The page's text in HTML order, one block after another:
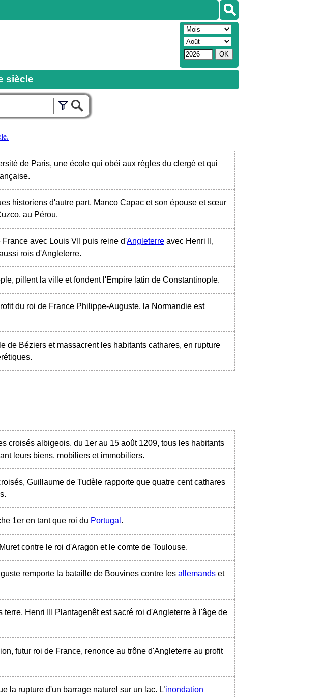
siècle
de Paris, une école qui obéi aux règles du clergé et qui
historiens d'autre part, Manco Capac et son épouse et sœur
au Pérou.
avec Louis VII puis reine d'Angleterre avec Henri II,
rois d'Angleterre.
pillent la ville et fondent l'Empire latin de Constantinople.
du roi de France Philippe-Auguste, la Normandie est
de Béziers et massacrent les habitants cathares, en rupture
croisés albigeois, du 1er au 15 août 1209, tous les habitants
leurs biens, mobiliers et immobiliers.
Guillaume de Tudèle rapporte que quatre cent cathares
1er en tant que roi du Portugal .
contre le roi d'Aragon et le comte de Toulouse.
remporte la bataille de Bouvines contre les allemands et
terre, Henri III Plantagenêt est sacré roi d'Angleterre à l'âge de
futur roi de France, renonce au trône d'Angleterre au profit
la rupture d'un barrage naturel sur un lac. L’inondation